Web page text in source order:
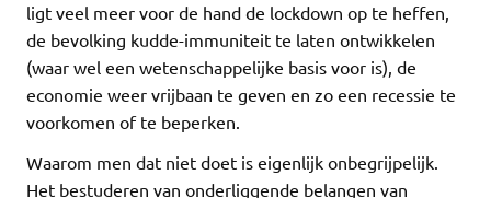
ligt veel meer voor de hand de lockdown op te heffen,
de bevolking kudde-immuniteit te laten ontwikkelen
(waar wel een wetenschappelijke basis voor is), de
economie weer vrijbaan te geven en zo een recessie te
voorkomen of te beperken.
Waarom men dat niet doet is eigenlijk onbegrijpelijk.
Het bestuderen van onderliggende belangen van